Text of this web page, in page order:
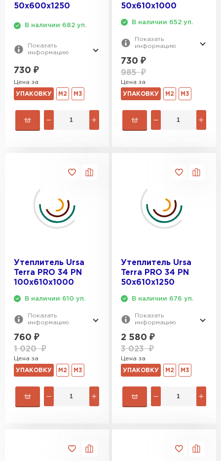
50х600х1250
В наличии 682 уп.
Показать
информацию
730 ₽
Цена за
УПАКОВКУ М2 М3
50х610х1000
В наличии 652 уп.
Показать
информацию
730 ₽
985₽
Цена за
УПАКОВКУ М2 М3
Утеплитель Ursa
Terra PRO 34 PN
100х610х1000
В наличии 610 уп.
Показать
информацию
760 ₽
1 020₽
Цена за
УПАКОВКУ М2 М3
Утеплитель Ursa
Terra PRO 34 PN
50х610х1250
В наличии 676 уп.
Показать
информацию
2 580 ₽
3 023₽
Цена за
УПАКОВКУ М2 М3
ВСЕ ПРОИЗВОДИТЕЛИ